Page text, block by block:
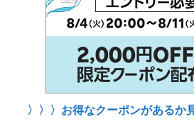
〉〉〉お得なクーポンがあるか